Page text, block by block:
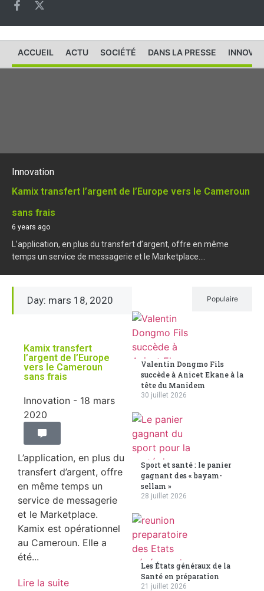
ACCUEIL ACTU SOCIÉTÉ DANS LA PRESSE
Innovation
Kamix transfert l’argent de l’Europe vers le Cameroun
sans frais
6 years ago
L’application, en plus du transfert d’argent, offre en même
temps un service de messagerie et le Marketplace....
Day: mars 18, 2020
Kamix transfert
l’argent de l’Europe
vers le Cameroun
sans frais
Innovation - 18 mars
2020
L’application, en plus du
transfert d’argent, offre
en même temps un
service de messagerie
et le Marketplace.
Kamix est opérationnel
au Cameroun. Elle a
été...
Lire la suite
Populaire
Valentin Dongmo Fils
succède à Anicet Ekane à la
tête du Manidem
30 juillet 2026
Sport et santé : le panier
gagnant des « bayam-
sellam »
28 juillet 2026
Les États généraux de la
Santé en préparation
21 juillet 2026